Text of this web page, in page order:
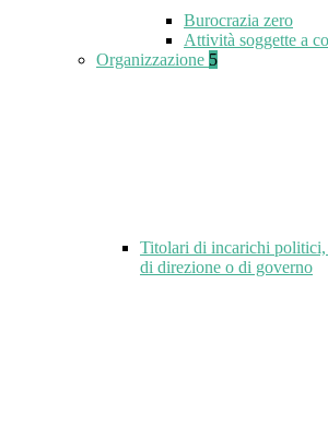
Burocrazia zero
Attività soggette a
Organizzazione 5
Titolari di incarichi politici,
di direzione o di governo